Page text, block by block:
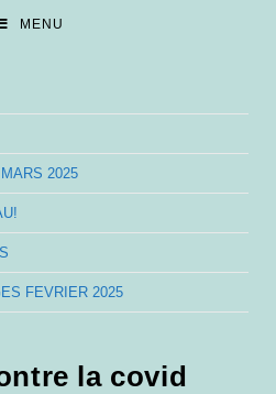
MENU
2025
FEVRIER 2025
la covid